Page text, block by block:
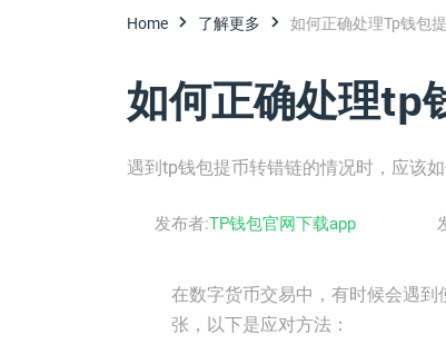
Home 了解更多 如何正确处理tp钱包
如何正确处理tp
遇到tp钱包提币转错链的情况时，应该
发布者:TP钱包官网下载app
在数字货币交易中，有时候会遇
张，以下是应对方法：